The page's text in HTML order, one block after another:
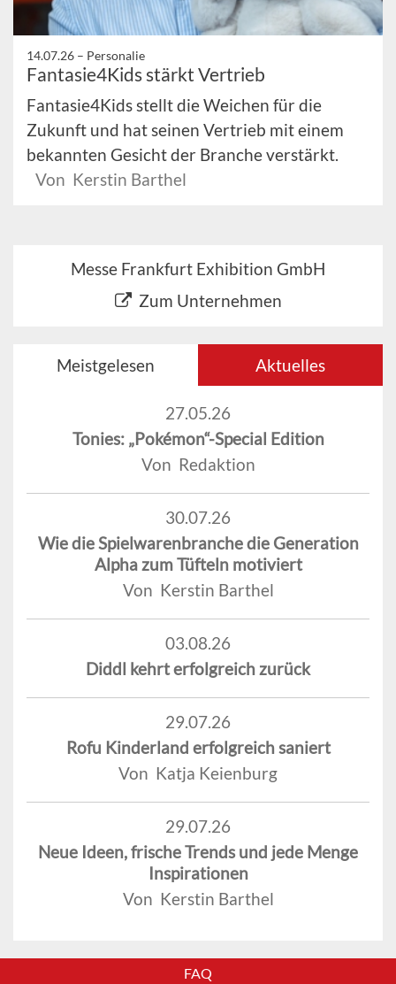
14.07.26 – Personalie
Fantasie4Kids stärkt Vertrieb
Fantasie4Kids stellt die Weichen für die
Zukunft und hat seinen Vertrieb mit einem
bekannten Gesicht der Branche verstärkt.
Von Kerstin Barthel
Messe Frankfurt Exhibition GmbH
Zum Unternehmen
Meistgelesen Aktuelles
27.05.26
Tonies: „Pokémon“-Special Edition
Von Redaktion
30.07.26
Wie die Spielwarenbranche die Generation
Alpha zum Tüfteln motiviert
Von Kerstin Barthel
03.08.26
Diddl kehrt erfolgreich zurück
29.07.26
Rofu Kinderland erfolgreich saniert
Von Katja Keienburg
29.07.26
Neue Ideen, frische Trends und jede Menge
Inspirationen
Von Kerstin Barthel
FAQ